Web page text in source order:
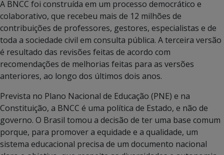
A BNCC foi construída em um processo democrático e
colaborativo, que recebeu mais de 12 milhões de
contribuições de professores, gestores, especialistas e de
toda a sociedade civil em consulta pública. A terceira versão
é resultado das revisões feitas de acordo com
recomendações de melhorias feitas para as versões
anteriores, ao longo dos últimos dois anos.
Prevista no Plano Nacional de Educação (PNE) e na
Constituição, a BNCC é uma política de Estado, e não de
governo. O Brasil tomou a decisão de ter uma base comum
porque, para promover a equidade e a qualidade, um
sistema educacional precisa de um documento nacional